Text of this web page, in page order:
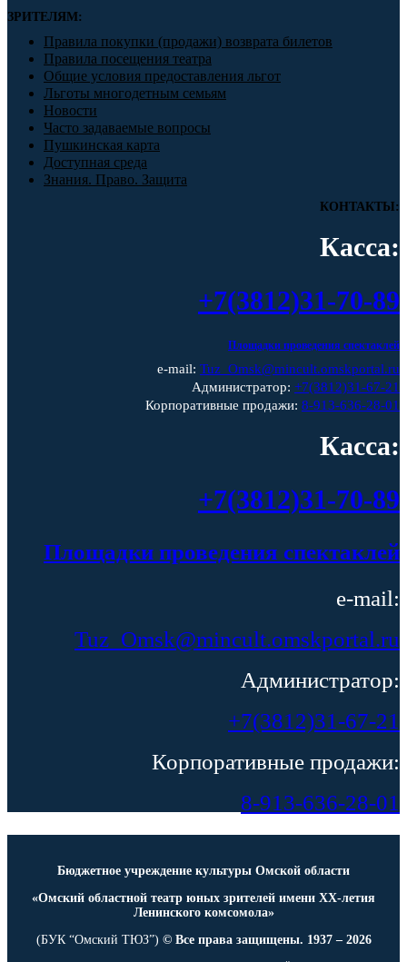
ЗРИТЕЛЯМ:
Правила покупки (продажи) возврата билетов
Правила посещения театра
Общие условия предоставления льгот
Льготы многодетным семьям
Новости
Часто задаваемые вопросы
Пушкинская карта
Доступная среда
Знания. Право. Защита
КОНТАКТЫ:
Касса:
+7(3812)31-70-89
Площадки проведения спектаклей
e-mail: Tuz_Omsk@mincult.omskportal.ru
Администратор: +7(3812)31-67-21
Корпоративные продажи: 8-913-636-28-01
Касса:
+7(3812)31-70-89
Площадки проведения спектаклей
e-mail:
Tuz_Omsk@mincult.omskportal.ru
Администратор:
+7(3812)31-67-21
Корпоративные продажи:
8-913-636-28-01
Бюджетное учреждение культуры Омской области
«Омский областной театр юных зрителей имени ХХ-летия
Ленинского комсомола»
(БУК “Омский ТЮЗ”) © Все права защищены. 1937 – 2026